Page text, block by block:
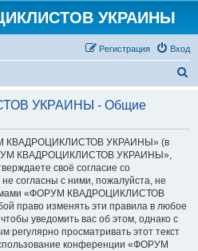
УКРАИНЫ
Вход
Регистрация
с
УКРАИНЫ - Общие
КВАДРОЦИКЛИСТОВ УКРАИНЫ» (в
КВАДРОЦИКЛИСТОВ УКРАИНЫ»,
своё согласие со
согласны с ними, пожалуйста, не
«ФОРУМ КВАДРОЦИКЛИСТОВ
право изменять эти правила в любое
уведомить вас об этом, однако с
просматривать этот текст
конференции «ФОРУМ